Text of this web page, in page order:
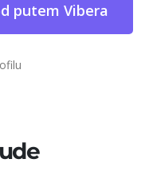
putem Vibera